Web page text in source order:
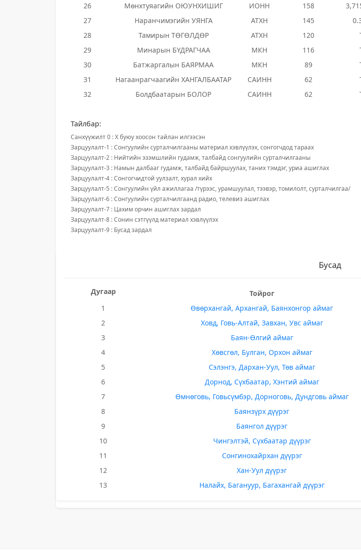
26
Мөнхтуяагийн ОЮУНХИШИГ ИОНН 158
27
Наранчимэгийн УЯНГА АТХН 145
28
Тамирын ТӨГӨЛДӨР АТХН 120
29
Минарын БҮДРАГЧАА МКН 116
30
Батжаргалын БАЯРМАА МКН 89
31
Нагаанрагчаагийн ХАНГАЛБААТАР САИНН 62
32
Болдбаатарын БОЛОР САИНН 62
Тайлбар:
Санхүүжилт 0 : X буюу хоосон тайлан илгээсэн
Зарцуулалт-1 : Сонгуулийн сурталчилгааны материал хэвлүүлэх, сонгогчдод тараах
Зарцуулалт-2 : Нийтийн эзэмшлийн гудамж, талбайд сонгуулийн сурталчилгааны
Зарцуулалт-3 : Намын далбааг гудамж, талбайд байршуулах, таних тэмдэг, уриа ашиглах
Зарцуулалт-4 : Сонгогчидтой уулзалт, хурал хийх
Зарцуулалт-5 : Сонгуулийн үйл ажиллагаа /түрээс, урамшуулал, тээвэр, томилолт, сурталчилгаа/
Зарцуулалт-6 : Сонгуулийн сурталчилгаанд радио, телевиз ашиглах
Зарцуулалт-7 : Цахим орчин ашиглах зардал
Зарцуулалт-8 : Сонин сэтгүүлд материал хэвлүүлэх
Зарцуулалт-9 : Бусад зардал
Бусад
Дугаар Тойрог
1
Өвөрхангай, Архангай, Баянхонгор аймаг
2
Ховд, Говь-Алтай, Завхан, Увс аймаг
3
Баян-Өлгий аймаг
4
Хөвсгөл, Булган, Орхон аймаг
5
Сэлэнгэ, Дархан-Уул, Төв аймаг
6
Дорнод, Сүхбаатар, Хэнтий аймаг
7
Өмнөговь, Говьсүмбэр, Дорноговь, Дундговь аймаг
8
Баянзүрх дүүрэг
9
Баянгол дүүрэг
10
Чингэлтэй, Сүхбаатар дүүрэг
11
Сонгинохайрхан дүүрэг
12
Хан-Уул дүүрэг
13
Налайх, Багануур, Багахангай дүүрэг